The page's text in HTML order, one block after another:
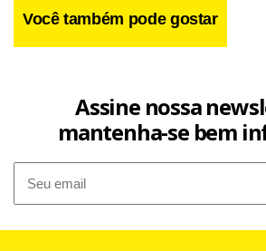
Você também pode gostar
Assine nossa
mantenha-se bem